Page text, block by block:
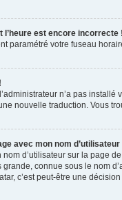
l’heure est encore incorrecte !
paramétré votre fuseau
n’a pas
nouvelle traduction. Vous
avec mon nom d’utilisateur
nom d’utilisateur sur la page
connue sous le nom
c’est peut-être une